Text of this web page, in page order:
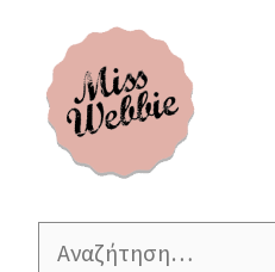
περιεχόμενο
Αναζήτηση